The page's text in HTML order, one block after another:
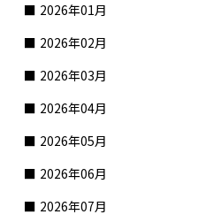
2026年01月
2026年02月
2026年03月
2026年04月
2026年05月
2026年06月
2026年07月